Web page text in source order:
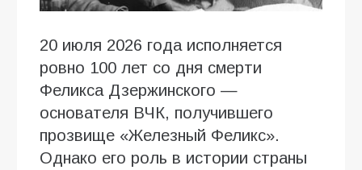
20 июля 2026 года исполняется
ровно 100 лет со дня смерти
Феликса Дзержинского —
основателя ВЧК, получившего
прозвище «Железный Феликс».
Однако его роль в истории страны